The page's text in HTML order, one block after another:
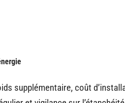
supplémentaire, coût